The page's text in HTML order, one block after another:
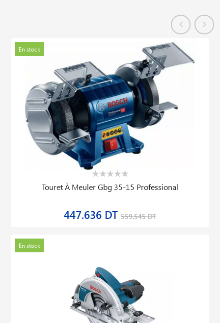
En stock
Touret À Meuler Gbg 35-15 Professional
447.636 DT 559.545 DT
En stock